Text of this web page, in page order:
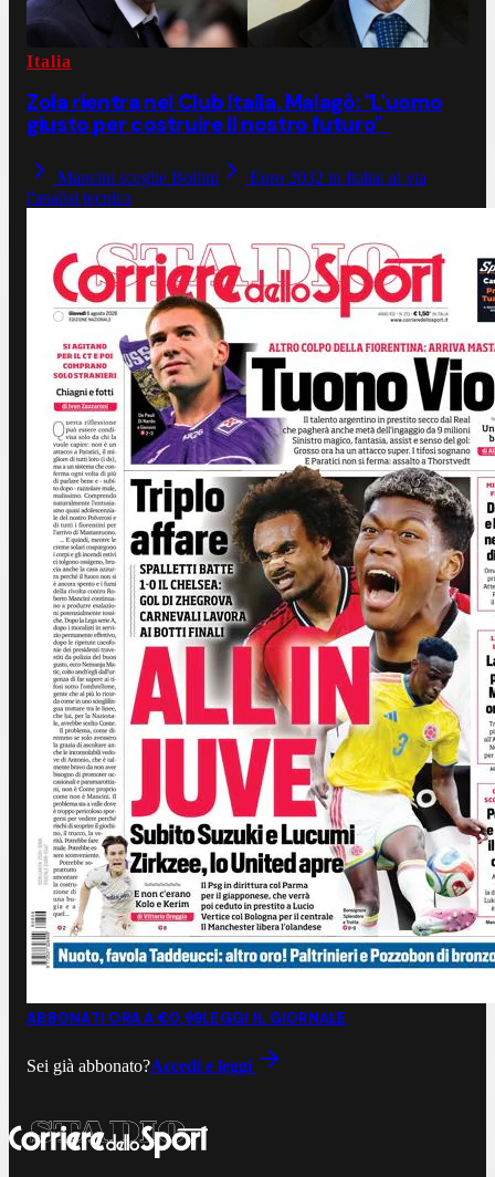
Italia
Zola rientra nel Club Italia. Malagò: "L'uomo
giusto per costruire il nostro futuro"
Mancini sceglie Bollini
Euro 2032 in Italia: al via
l'analisi tecnica
ABBONATI ORA A €0,99LEGGI IL GIORNALE
Sei già abbonato?Accedi e leggi